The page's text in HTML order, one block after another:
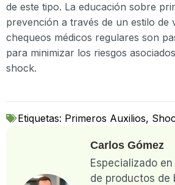
de este tipo. La educación sobre
prevención a través de un estilo de
chequeos médicos regulares son
para minimizar los riesgos
shock.
Etiquetas: Primeros Auxilios,
Carlos Gómez
Especializado
de productos de